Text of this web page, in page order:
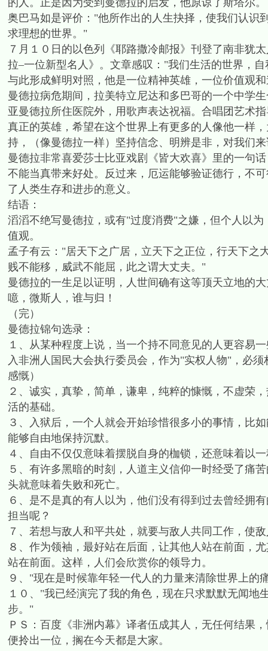
的人。正是因为受到曼德拉的启发，他原谅了斯塔尔。
奥巴马如是评价："他所作出的人生抉择，使我们认识
求理想的世界。"
７月１０日的以色列《耶路撒冷邮报》刊登了南非犹
拉–一位新型名人》。文章感叹："我们生活的世界，
与此形成鲜明对照，他是一位精神英雄，一位价值观
曼德拉病危期间，拉美特立尼达和多巴哥的一个中学
亚曼德拉所住医院外，用歌声表达祝福。合唱团艺术
真正的英雄，希望在这个世界上有更多的人像他一样
持，（像曼德拉一样）坚持信念、明辨是非，对我们
曼德拉非常喜爱莎士比亚戏剧《皆大欢喜》里的一句
不能当真带来好处。反过来，厄运能够验证德行，不
了人类生存和进步的意义。
结语：
滔滔不绝写曼德拉，或有"过度消费"之嫌，但个人以
值观。
孟子有云："居天下之广居，立天下之正位，行天下之
贱不能移，威武不能屈，此之谓大丈夫。"
曼德拉的一生足以证明，人世间确有这等顶天立地的
噫，微斯人，谁与归！
（完）
曼德拉锦句选录：
１、从某种程度上说，当一个持不同意见的人更容易
入非洲人国民大会执行委员会，作为"实权人物"，必
感慨）
２、诚实，真挚，简单，谦卑，纯粹的慷慨，不虚荣
活的基础。
３、入狱后，一个人就会开始珍惜很多小的事情，比
能够自由地保持沉默。
４、自由不仅仅意味着摆脱自身的枷锁，还意味着以
５、有许多黑暗的时刻，人道主义信仰一时经受了痛
头就意味着失败和死亡。
６、是不是真的有人以为，他们没有得到过去曾经拥
担当呢？
７、若想与敌人和平共处，就要与敌人共同工作，使
８、作为领袖，最好站在后面，让其他人站在前面，
站在前面。这样，人们会欣赏你的领导力。
９、"现在是时候靠年轻一代人的力量来清除世界上的
１０、"我已经演完了我的角色，现在只求默默无闻
步。"
ＰＳ：百度《非洲内幕》译者伍成其人，无任何结果
便拎出一位，搁在今天都是大家。